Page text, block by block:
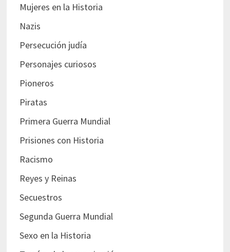
Mujeres en la Historia
Nazis
Persecución judía
Personajes curiosos
Pioneros
Piratas
Primera Guerra Mundial
Prisiones con Historia
Racismo
Reyes y Reinas
Secuestros
Segunda Guerra Mundial
Sexo en la Historia